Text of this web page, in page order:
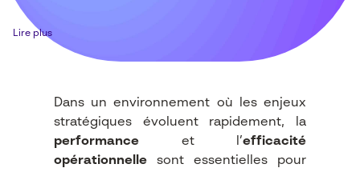
Lire plus
Dans un environnement où les enjeux
stratégiques évoluent rapidement, la
performanceet l’efficacité
opérationnellesont essentielles pour